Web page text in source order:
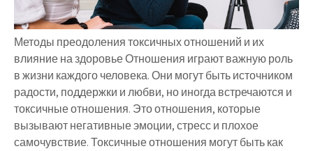
Методы преодоления токсичных отношений и их
влияние на здоровье Отношения играют важную роль
в жизни каждого человека. Они могут быть источником
радости, поддержки и любви, но иногда встречаются и
токсичные отношения. Это отношения, которые
вызывают негативные эмоции, стресс и плохое
самочувствие. Токсичные отношения могут быть как